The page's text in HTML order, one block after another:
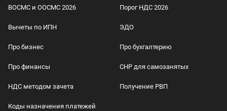
ВОСМС и ООСМС 2026 Порог НДС 2026
Вычеты по ИПН ЭДО
Про бизнес Про бухгалтерию
Про финансы СНР для самозанятых
НДС методом зачета Получение РВП
Коды назначения платежей